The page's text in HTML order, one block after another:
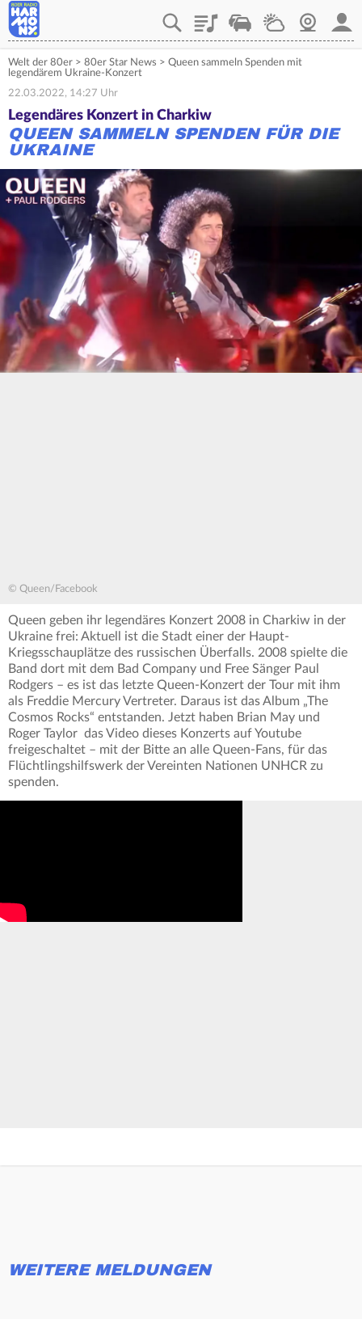
PlaylistVerkehrWetterWebcam
Welt der 80er > 80er Star News > Queen sammeln Spenden mit
legendärem Ukraine-Konzert
22.03.2022, 14:27 Uhr
Legendäres Konzert in Charkiw
QUEEN SAMMELN SPENDEN FÜR DIE
UKRAINE
© Queen/Facebook
Queen geben ihr legendäres Konzert 2008 in Charkiw in der
Ukraine frei: Aktuell ist die Stadt einer der Haupt-
Kriegsschauplätze des russischen Überfalls. 2008 spielte die
Band dort mit dem Bad Company und Free Sänger Paul
Rodgers – es ist das letzte Queen-Konzert der Tour mit ihm
als Freddie Mercury Vertreter. Daraus ist das Album „The
Cosmos Rocks“ entstanden. Jetzt haben Brian May und
Roger Taylor das Video dieses Konzerts auf Youtube
freigeschaltet – mit der Bitte an alle Queen-Fans, für das
Flüchtlingshilfswerk der Vereinten Nationen UNHCR zu
spenden.
WEITERE MELDUNGEN